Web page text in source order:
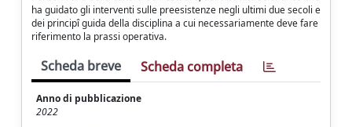
ha guidato gli interventi sulle preesistenze negli ultimi due secoli e
dei principî guida della disciplina a cui necessariamente deve fare
riferimento la prassi operativa.
Scheda breve Scheda completa
Anno di pubblicazione
2022